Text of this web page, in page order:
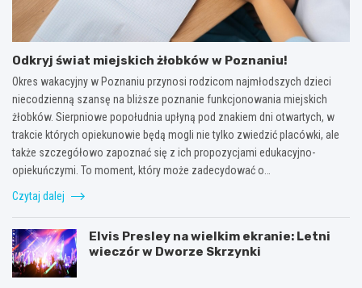
Odkryj świat miejskich żłobków w Poznaniu!
Okres wakacyjny w Poznaniu przynosi rodzicom najmłodszych dzieci
niecodzienną szansę na bliższe poznanie funkcjonowania miejskich
żłobków. Sierpniowe popołudnia upłyną pod znakiem dni otwartych, w
trakcie których opiekunowie będą mogli nie tylko zwiedzić placówki, ale
także szczegółowo zapoznać się z ich propozycjami edukacyjno-
opiekuńczymi. To moment, który może zadecydować o…
Czytaj dalej
Elvis Presley na wielkim ekranie: Letni
wieczór w Dworze Skrzynki